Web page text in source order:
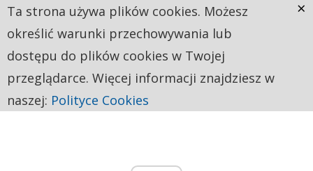
Ta strona używa plików cookies. Możesz
określić warunki przechowywania lub
dostępu do plików cookies w Twojej
przeglądarce. Więcej informacji znajdziesz w
naszej: Polityce Cookies
×